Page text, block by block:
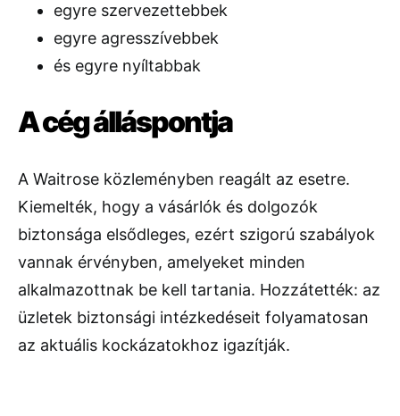
egyre szervezettebbek
egyre agresszívebbek
és egyre nyíltabbak
A cég álláspontja
A Waitrose közleményben reagált az esetre.
Kiemelték, hogy a vásárlók és dolgozók
biztonsága elsődleges, ezért szigorú szabályok
vannak érvényben, amelyeket minden
alkalmazottnak be kell tartania. Hozzátették: az
üzletek biztonsági intézkedéseit folyamatosan
az aktuális kockázatokhoz igazítják.